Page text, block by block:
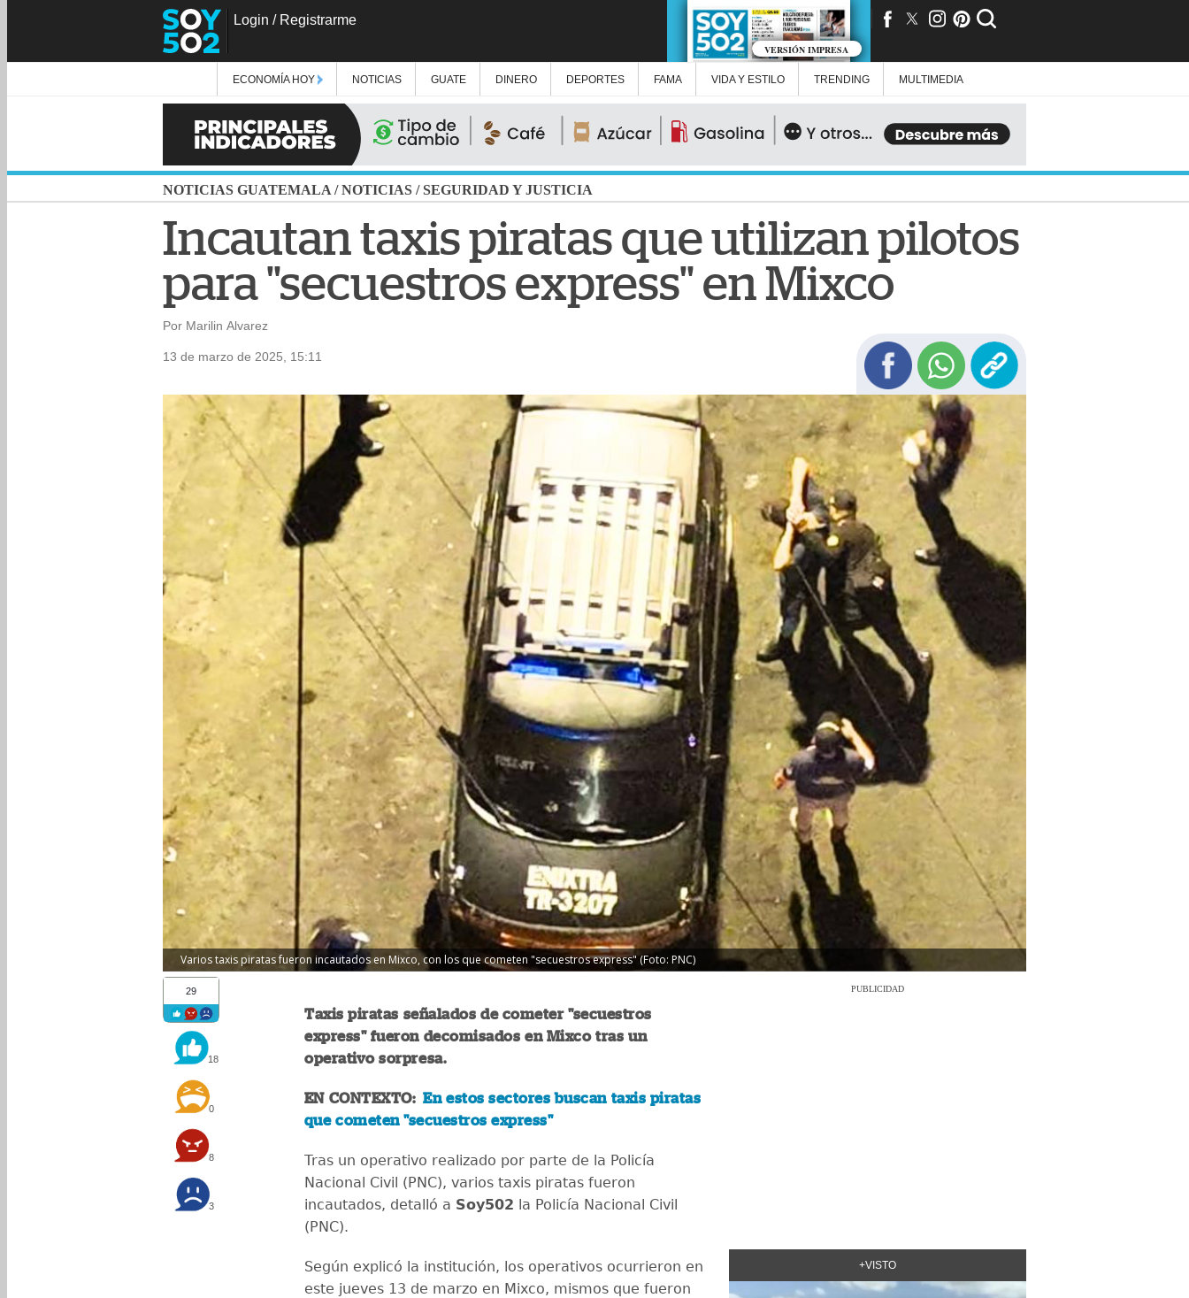
Login / Registrarme
VERSIÓN IMPRESA
ECONOMÍA HOY NOTICIAS GUATE DINERO DEPORTES FAMA VIDA Y ESTILO TRENDING MULTIMEDIA
NOTICIAS GUATEMALA /NOTICIAS /SEGURIDAD Y JUSTICIA
Incautan taxis piratas que utilizan pilotos
para "secuestros express" en Mixco
Por Marilin Alvarez
13 de marzo de 2025, 15:11
Varios taxis piratas fueron incautados en Mixco, con los que cometen "secuestros express" (Foto: PNC)
29
18
0
8
3
Taxis piratas señalados de cometer "secuestros
express" fueron decomisados en Mixco tras un
operativo sorpresa.
EN CONTEXTO: En estos sectores buscan taxis piratas
que cometen "secuestros express"
Tras un operativo realizado por parte de la Policía
Nacional Civil (PNC), varios taxis piratas fueron
incautados, detalló a Soy502 la Policía Nacional Civil
(PNC).
Según explicó la institución, los operativos ocurrieron en
este jueves 13 de marzo en Mixco, mismos que fueron
PUBLICIDAD
+VISTO